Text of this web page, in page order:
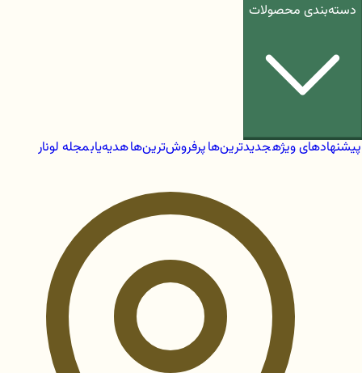
دسته‌بندی محصولات
پیشنهادهای ویژهجدیدترین‌هاپرفروش‌ترین‌هاهدیه‌یابمجله لونار